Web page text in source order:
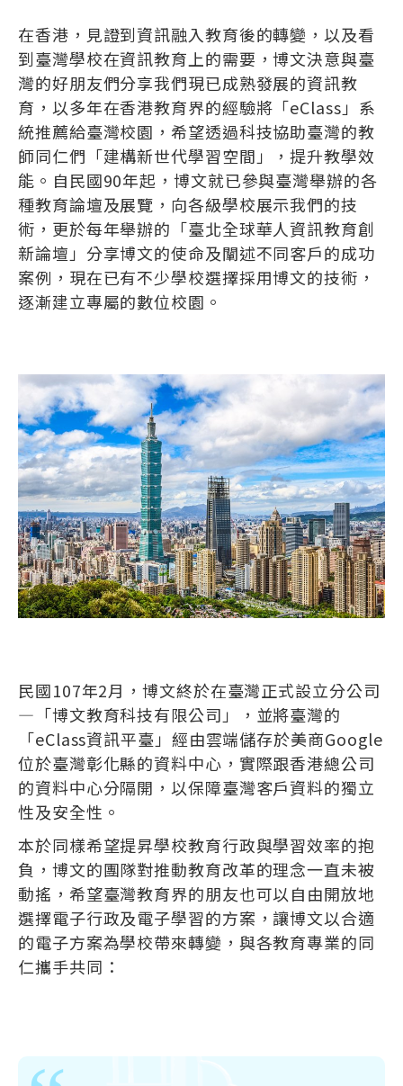
在香港，見證到資訊融入教育後的轉變，以及看
到臺灣學校在資訊教育上的需要，博文決意與臺
灣的好朋友們分享我們現已成熟發展的資訊教
育，以多年在香港教育界的經驗將「eClass」系
統推薦給臺灣校園，希望透過科技協助臺灣的教
師同仁們「建構新世代學習空間」，提升教學效
能。自民國90年起，博文就已參與臺灣舉辦的各
種教育論壇及展覽，向各級學校展示我們的技
術，更於每年舉辦的「臺北全球華人資訊教育創
新論壇」分享博文的使命及闡述不同客戶的成功
案例，現在已有不少學校選擇採用博文的技術，
逐漸建立專屬的數位校園。
民國107年2月，博文終於在臺灣正式設立分公司
—「博文教育科技有限公司」，並將臺灣的
「eClass資訊平臺」經由雲端儲存於美商Google
位於臺灣彰化縣的資料中心，實際跟香港總公司
的資料中心分隔開，以保障臺灣客戶資料的獨立
性及安全性。
本於同樣希望提昇學校教育行政與學習效率的抱
負，博文的團隊對推動教育改革的理念一直未被
動搖，希望臺灣教育界的朋友也可以自由開放地
選擇電子行政及電子學習的方案，讓博文以合適
的電子方案為學校帶來轉變，與各教育專業的同
仁攜手共同：